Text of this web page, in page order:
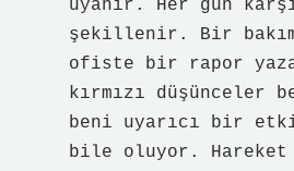
uyanır. Her gün
şekillenir. Bir
ofiste bir rapor
kırmızı
beni uyarıcı bir etki
bile oluyor. Hareket